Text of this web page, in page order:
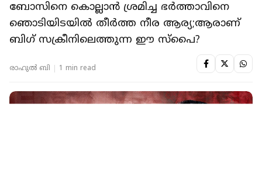
ബോസിനെ കൊല്ലാന്‍ ശ്രമിച്ച ഭര്‍ത്താവിനെ
ഞൊടിയിടയില്‍ തീര്‍ത്ത നീര ആര്യ;ആരാണ്
ബിഗ് സക്രീനിലെത്തുന്ന ഈ സ്‌പൈ?
രാഹുൽ ബി 1 min read